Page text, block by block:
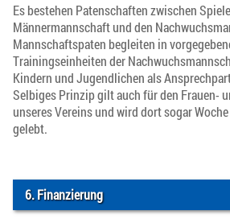
Es bestehen Patenschaften zwischen
Männermannschaft und den
Mannschaftspaten begleiten in
Trainingseinheiten der
Kindern und Jugendlichen als
Selbiges Prinzip gilt auch für den Frauen-
unseres Vereins und wird dort sogar
gelebt.
6. Finanzierung